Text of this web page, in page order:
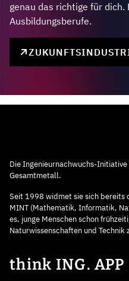
genau das richtige für
Ausbildungsberufe.
Die Ingenieurnachwuchs-
Gesamtmetall.
Seit 1998 widmet sie sich bereits
MINT (Mathematik, Informatik,
es, junge Menschen schon
Naturwissenschaften und Technik
think ING. APP